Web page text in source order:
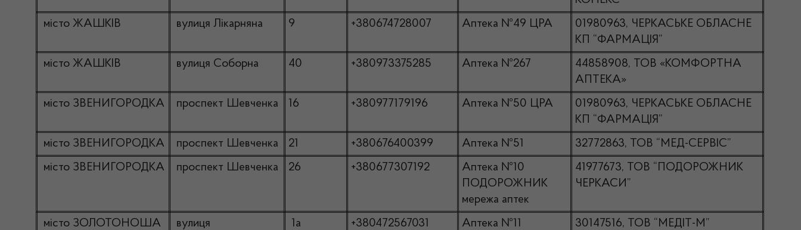
місто ЖАШКІВ
вулиця Лікарняна 9 +380674728007 Аптека №49 ЦРА
01980963, ЧЕРКАСЬКЕ ОБЛАСНЕ
КП “ФАРМАЦІЯ”
місто ЖАШКІВ
вулиця Соборна 40 +380973375285 Аптека №267
44858908, ТОВ «КОМФОРТНА
АПТЕКА»
місто ЗВЕНИГОРОДКА
проспект Шевченка 16 +380977179196 Аптека №50 ЦРА
01980963, ЧЕРКАСЬКЕ ОБЛАСНЕ
КП “ФАРМАЦІЯ”
місто ЗВЕНИГОРОДКА
проспект Шевченка 21 +380676400399 Аптека №51
32772863, ТОВ “МЕД-СЕРВІС”
місто ЗВЕНИГОРОДКА
проспект Шевченка 26 +380677307192
Аптека №10
ПОДОРОЖНИК
мережа аптек
41977673, ТОВ “ПОДОРОЖНИК
ЧЕРКАСИ”
місто ЗОЛОТОНОША
вулиця
1а +380472567031 Аптека №11 30147516, ТОВ “МЕДІТ-М”